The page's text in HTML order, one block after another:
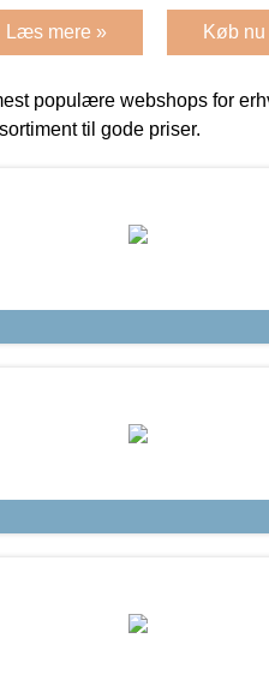
Læs mere » Køb nu
populære webshops for
til gode priser.